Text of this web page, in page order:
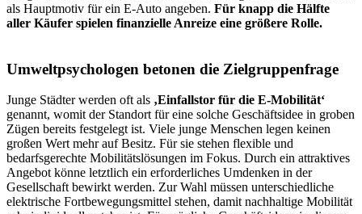
als Hauptmotiv für ein E-Auto angeben. Für knapp die Hälfte
aller Käufer spielen finanzielle Anreize eine größere Rolle.
Umweltpsychologen betonen die Zielgruppenfrage
Junge Städter werden oft als ‚Einfallstor für die E-Mobilität‘
genannt, womit der Standort für eine solche Geschäftsidee in groben
Zügen bereits festgelegt ist. Viele junge Menschen legen keinen
großen Wert mehr auf Besitz. Für sie stehen flexible und
bedarfsgerechte Mobilitätslösungen im Fokus. Durch ein attraktives
Angebot könne letztlich ein erforderliches Umdenken in der
Gesellschaft bewirkt werden. Zur Wahl müssen unterschiedliche
elektrische Fortbewegungsmittel stehen, damit nachhaltige Mobilität